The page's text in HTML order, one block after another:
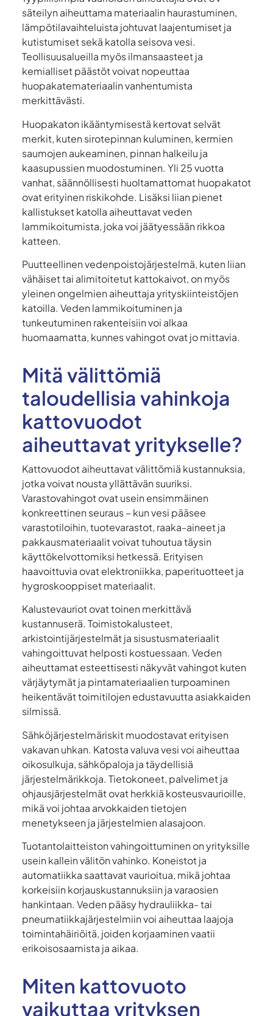
säteilyn aiheuttama materiaalin haurastuminen,
lämpötilavaihteluista johtuvat laajentumiset ja
kutistumiset sekä katolla seisova vesi.
Teollisuusalueilla myös ilmansaasteet ja
kemialliset päästöt voivat nopeuttaa
huopakatemateriaalin vanhentumista
merkittävästi.
Huopakaton ikääntymisestä kertovat selvät
merkit, kuten sirotepinnan kuluminen, kermien
saumojen aukeaminen, pinnan halkeilu ja
kaasupussien muodostuminen. Yli 25 vuotta
vanhat, säännöllisesti huoltamattomat huopakatot
ovat erityinen riskikohde. Lisäksi liian pienet
kallistukset katolla aiheuttavat veden
lammikoitumista, joka voi jäätyessään rikkoa
katteen.
Puutteellinen vedenpoistojärjestelmä, kuten liian
vähäiset tai alimitoitetut kattokaivot, on myös
yleinen ongelmien aiheuttaja yrityskiinteistöjen
katoilla. Veden lammikoituminen ja
tunkeutuminen rakenteisiin voi alkaa
huomaamatta, kunnes vahingot ovat jo mittavia.
Mitä välittömiä
taloudellisia vahinkoja
kattovuodot
aiheuttavat yritykselle?
Kattovuodot aiheuttavat välittömiä kustannuksia,
jotka voivat nousta yllättävän suuriksi.
Varastovahingot ovat usein ensimmäinen
konkreettinen seuraus – kun vesi pääsee
varastotiloihin, tuotevarastot, raaka-aineet ja
pakkausmateriaalit voivat tuhoutua täysin
käyttökelvottomiksi hetkessä. Erityisen
haavoittuvia ovat elektroniikka, paperituotteet ja
hygroskooppiset materiaalit.
Kalustevauriot ovat toinen merkittävä
kustannuserä. Toimistokalusteet,
arkistointijärjestelmät ja sisustusmateriaalit
vahingoittuvat helposti kostuessaan. Veden
aiheuttamat esteettisesti näkyvät vahingot kuten
värjäytymät ja pintamateriaalien turpoaminen
heikentävät toimitilojen edustavuutta asiakkaiden
silmissä.
Sähköjärjestelmäriskit muodostavat erityisen
vakavan uhkan. Katosta valuva vesi voi aiheuttaa
oikosulkuja, sähköpaloja ja täydellisiä
järjestelmärikkoja. Tietokoneet, palvelimet ja
ohjausjärjestelmät ovat herkkiä kosteusvaurioille,
mikä voi johtaa arvokkaiden tietojen
menetykseen ja järjestelmien alasajoon.
Tuotantolaitteiston vahingoittuminen on yrityksille
usein kallein välitön vahinko. Koneistot ja
automatiikka saattavat vaurioitua, mikä johtaa
korkeisiin korjauskustannuksiin ja varaosien
hankintaan. Veden pääsy hydrauliikka- tai
pneumatiikkajärjestelmiin voi aiheuttaa laajoja
toimintahäiriöitä, joiden korjaaminen vaatii
erikoisosaamista ja aikaa.
Miten kattovuoto
vaikuttaa yrityksen